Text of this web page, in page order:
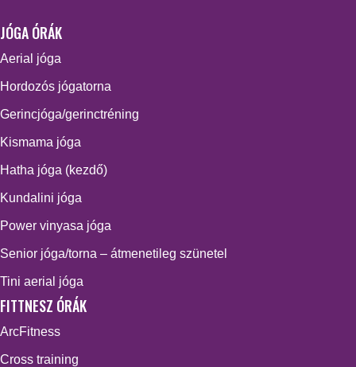
JÓGA ÓRÁK
Aerial jóga
Hordozós jógatorna
Gerincjóga/gerinctréning
Kismama jóga
Hatha jóga (kezdő)
Kundalini jóga
Power vinyasa jóga
Senior jóga/torna – átmenetileg szünetel
Tini aerial jóga
FITTNESZ ÓRÁK
ArcFitness
Cross training